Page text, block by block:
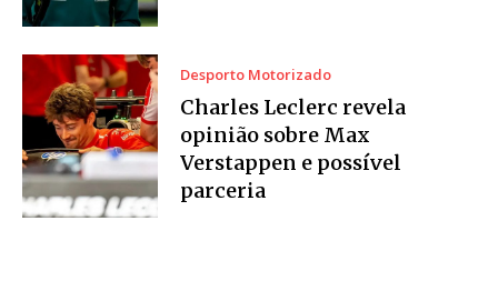
Desporto Motorizado
Charles Leclerc revela
opinião sobre Max
Verstappen e possível
parceria